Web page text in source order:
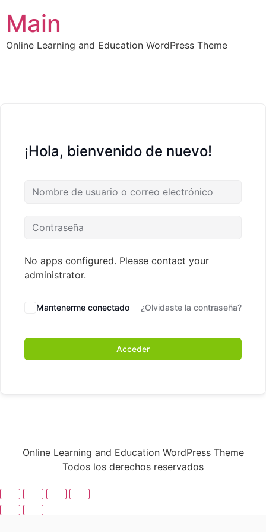
Main
Online Learning and Education WordPress Theme
¡Hola, bienvenido de nuevo!
No apps configured. Please contact your
administrator.
Mantenerme conectado ¿Olvidaste la contraseña?
Acceder
Online Learning and Education WordPress Theme
Todos los derechos reservados